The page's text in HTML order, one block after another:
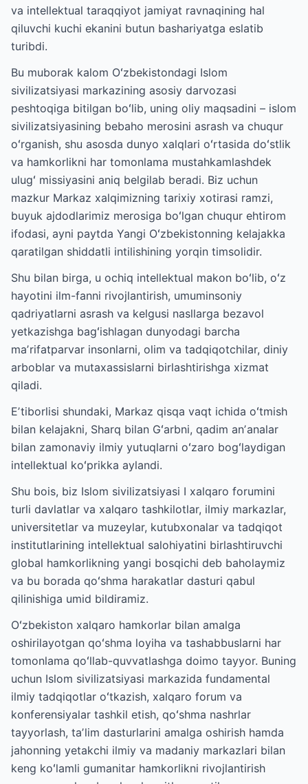
va intellektual taraqqiyot jamiyat ravnaqining hal
qiluvchi kuchi ekanini butun bashariyatga eslatib
turibdi.
Bu muborak kalom Oʻzbekistondagi Islom
sivilizatsiyasi markazining asosiy darvozasi
peshtoqiga bitilgan boʻlib, uning oliy maqsadini – islom
sivilizatsiyasining bebaho merosini asrash va chuqur
oʻrganish, shu asosda dunyo xalqlari oʻrtasida doʻstlik
va hamkorlikni har tomonlama mustahkamlashdek
ulugʻ missiyasini aniq belgilab beradi. Biz uchun
mazkur Markaz xalqimizning tarixiy xotirasi ramzi,
buyuk ajdodlarimiz merosiga boʻlgan chuqur ehtirom
ifodasi, ayni paytda Yangi Oʻzbekistonning kelajakka
qaratilgan shiddatli intilishining yorqin timsolidir.
Shu bilan birga, u ochiq intellektual makon boʻlib, oʻz
hayotini ilm-fanni rivojlantirish, umuminsoniy
qadriyatlarni asrash va kelgusi nasllarga bezavol
yetkazishga bagʻishlagan dunyodagi barcha
maʼrifatparvar insonlarni, olim va tadqiqotchilar, diniy
arboblar va mutaxassislarni birlashtirishga xizmat
qiladi.
Eʼtiborlisi shundaki, Markaz qisqa vaqt ichida oʻtmish
bilan kelajakni, Sharq bilan Gʻarbni, qadim anʼanalar
bilan zamonaviy ilmiy yutuqlarni oʻzaro bogʻlaydigan
intellektual koʻprikka aylandi.
Shu bois, biz Islom sivilizatsiyasi I xalqaro forumini
turli davlatlar va xalqaro tashkilotlar, ilmiy markazlar,
universitetlar va muzeylar, kutubxonalar va tadqiqot
institutlarining intellektual salohiyatini birlashtiruvchi
global hamkorlikning yangi bosqichi deb baholaymiz
va bu borada qoʻshma harakatlar dasturi qabul
qilinishiga umid bildiramiz.
Oʻzbekiston xalqaro hamkorlar bilan amalga
oshirilayotgan qoʻshma loyiha va tashabbuslarni har
tomonlama qoʻllab-quvvatlashga doimo tayyor. Buning
uchun Islom sivilizatsiyasi markazida fundamental
ilmiy tadqiqotlar oʻtkazish, xalqaro forum va
konferensiyalar tashkil etish, qoʻshma nashrlar
tayyorlash, taʼlim dasturlarini amalga oshirish hamda
jahonning yetakchi ilmiy va madaniy markazlari bilan
keng koʻlamli gumanitar hamkorlikni rivojlantirish